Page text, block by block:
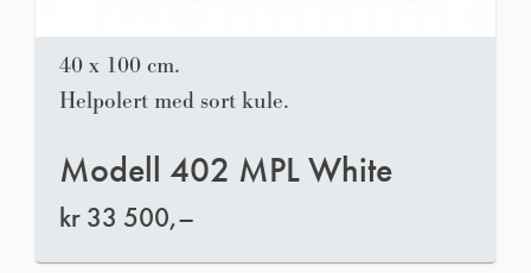
40 x 100 cm.
Helpolert med sort kule.
Modell 402 MPL White
kr 33 500,–